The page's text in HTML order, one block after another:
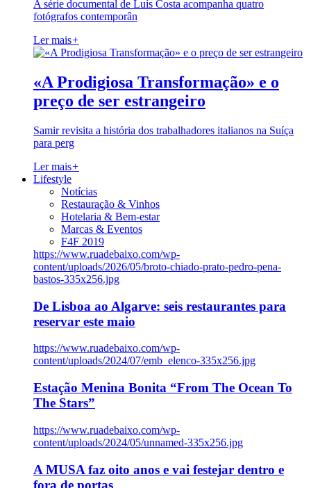
A série documental de Luís Costa acompanha quatro
fotógrafos contemporân
Ler mais+
«A Prodigiosa Transformação» e o
preço de ser estrangeiro
Samir revisita a história dos trabalhadores italianos na Suíça
para perg
Ler mais+
Lifestyle
Notícias
Restauração & Vinhos
Hotelaria & Bem-estar
Marcas & Eventos
F4F 2019
https://www.ruadebaixo.com/wp-
content/uploads/2026/05/broto-chiado-prato-pedro-pena-
bastos-335x256.jpg
De Lisboa ao Algarve: seis restaurantes para
reservar este maio
https://www.ruadebaixo.com/wp-
content/uploads/2024/07/emb_elenco-335x256.jpg
Estação Menina Bonita “From The Ocean To
The Stars”
https://www.ruadebaixo.com/wp-
content/uploads/2024/05/unnamed-335x256.jpg
A MUSA faz oito anos e vai festejar dentro e
fora de portas